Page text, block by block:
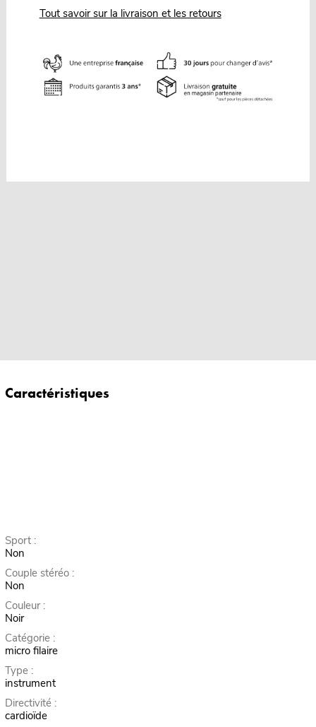
Tout savoir sur la livraison et les retours
Caractéristiques
Sport :
Non
Couple stéréo :
Non
Couleur :
Noir
Catégorie :
micro filaire
Type :
instrument
Directivité :
cardioïde